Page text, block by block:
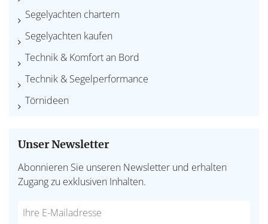
Segelyachten chartern
Segelyachten kaufen
Technik & Komfort an Bord
Technik & Segelperformance
Törnideen
Unser Newsletter
Abonnieren Sie unseren Newsletter und erhalten
Zugang zu exklusiven Inhalten.
Do
*Ihre